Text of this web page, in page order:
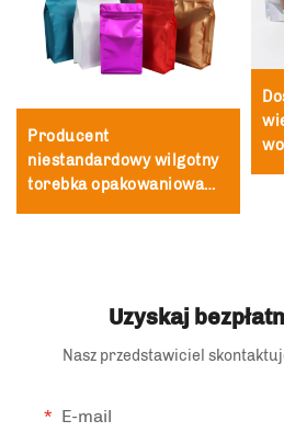
Producent
niestandardowy wilgotny
torebka opakowaniowa
Uzyskaj
Nasz przedstawiciel
E-mail